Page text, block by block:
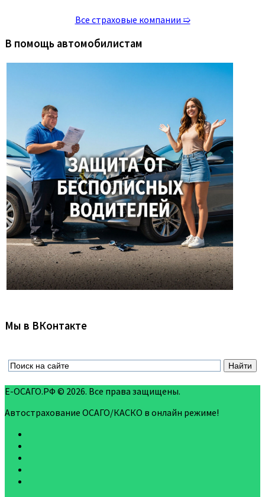
Все страховые компании ➯
В помощь автомобилистам
Мы в ВКонтакте
Е-ОСАГО.РФ © 2026. Все права защищены.
Автострахование ОСАГО/КАСКО в онлайн режиме!